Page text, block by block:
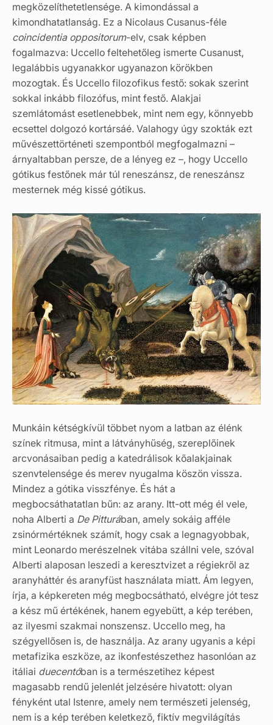
megközelíthetetlensége. A kimondással a
kimondhatatlanság. Ez a Nicolaus Cusanus-féle
coincidentia oppositorum-elv, csak képben
fogalmazva: Uccello feltehetőleg ismerte Cusanust,
legalábbis ugyanakkor ugyanazon körökben
mozogtak. És Uccello filozofikus festő: sokak szerint
sokkal inkább filozófus, mint festő. Alakjai
szemlátomást esetlenebbek, mint nem egy, könnyebb
ecsettel dolgozó kortársáé. Valahogy úgy szokták ezt
művészettörténeti szempontból megfogalmazni –
árnyaltabban persze, de a lényeg ez –, hogy Uccello
gótikus festőnek már túl reneszánsz, de reneszánsz
mesternek még kissé gótikus.
Munkáin kétségkívül többet nyom a latban az élénk
színek ritmusa, mint a látványhűség, szereplőinek
arcvonásaiban pedig a katedrálisok kőalakjainak
szenvtelensége és merev nyugalma köszön vissza.
Mindez a gótika visszfénye. És hát a
megbocsáthatatlan bűn: az arany. Itt-ott még él vele,
noha Alberti a De Pitturában, amely sokáig afféle
zsinórmértéknek számít, hogy csak a legnagyobbak,
mint Leonardo merészelnek vitába szállni vele, szóval
Alberti alaposan leszedi a keresztvizet a régiekről az
aranyháttér és aranyfüst használata miatt. Ám legyen,
írja, a képkereten még megbocsátható, elvégre jót tesz
a kész mű értékének, hanem egyebütt, a kép terében,
az ilyesmi szakmai nonszensz. Uccello meg, ha
szégyellősen is, de használja. Az arany ugyanis a képi
metafizika eszköze, az ikonfestészethez hasonlóan az
itáliai duecentóban is a természetihez képest
magasabb rendű jelenlét jelzésére hivatott: olyan
fényként utal Istenre, amely nem természeti jelenség,
nem is a kép terében keletkező, fiktív megvilágítás